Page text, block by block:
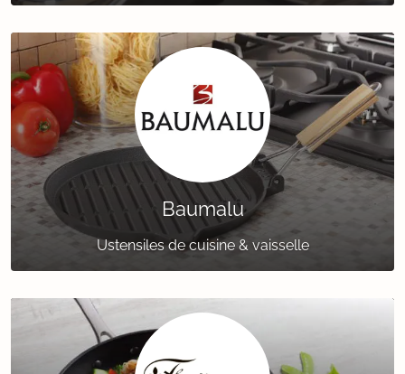
Baumalu
Ustensiles de cuisine & vaisselle